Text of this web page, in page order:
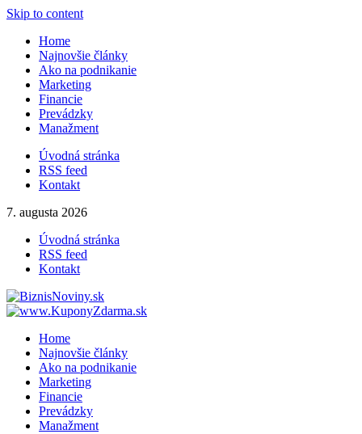
Skip to content
Home
Najnovšie články
Ako na podnikanie
Marketing
Financie
Prevádzky
Manažment
Úvodná stránka
RSS feed
Kontakt
7. augusta 2026
Úvodná stránka
RSS feed
Kontakt
Home
Najnovšie články
Ako na podnikanie
Marketing
Financie
Prevádzky
Manažment